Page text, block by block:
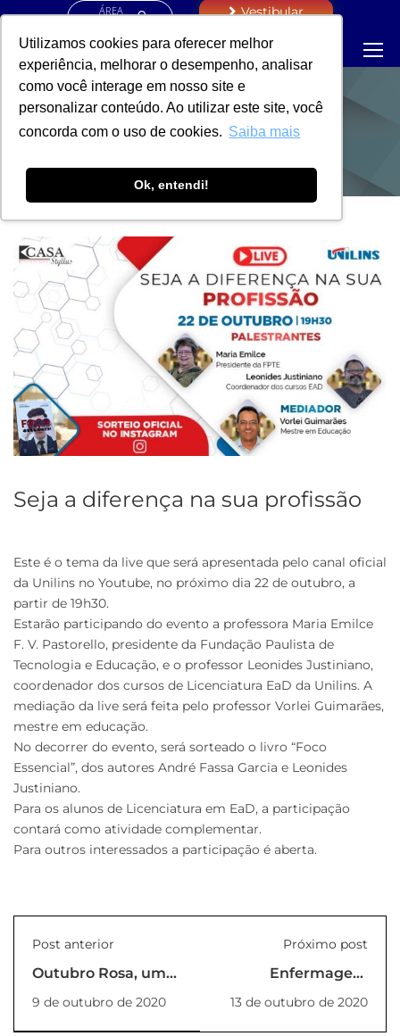
Utilizamos cookies para oferecer melhor
experiência, melhorar o desempenho, analisar
como você interage em nosso site e
personalizar conteúdo. Ao utilizar este site, você
concorda com o uso de cookies. Saiba mais
Ok, entendi!
ÁREA
Vestibular
NOTÍCIAS
Seja a diferença na sua profissão
Este é o tema da live que será apresentada pelo canal oficial
da Unilins no Youtube, no próximo dia 22 de outubro, a
partir de 19h30.
Estarão participando do evento a professora Maria Emilce
F. V. Pastorello, presidente da Fundação Paulista de
Tecnologia e Educação, e o professor Leonides Justiniano,
coordenador dos cursos de Licenciatura EaD da Unilins. A
mediação da live será feita pelo professor Vorlei Guimarães,
mestre em educação.
No decorrer do evento, será sorteado o livro “Foco
Essencial”, dos autores André Fassa Garcia e Leonides
Justiniano.
Para os alunos de Licenciatura em EaD, a participação
contará como atividade complementar.
Para outros interessados a participação é aberta.
Post anterior
Outubro Rosa, um
mês para refletir
sobre a saúde
9 de outubro de 2020
Próximo post
Enfermagem
realiza ação social
no Dia das Crianças
13 de outubro de 2020